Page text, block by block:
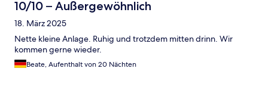
10/10 – Außergewöhnlich
18. März 2025
Nette kleine Anlage. Ruhig und trotzdem mitten drinn. Wir
kommen gerne wieder.
Beate, Aufenthalt von 20 Nächten